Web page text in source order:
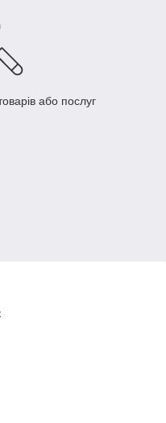
або послуг